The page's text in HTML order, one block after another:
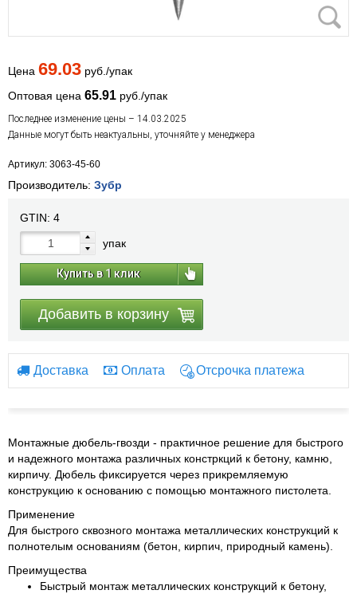
Цена 69.03 руб./упак
Оптовая цена 65.91 руб./упак
Последнее изменение цены – 14.03.2025
Данные могут быть неактуальны, уточняйте у менеджера
Артикул: 3063-45-60
Производитель: Зубр
GTIN: 4
упак
Купить в 1 клик
Добавить в корзину
Доставка Оплата Отсрочка платежа
Монтажные дюбель-гвозди - практичное решение для быстрого
и надежного монтажа различных констркций к бетону, камню,
кирпичу. Дюбель фиксируется через прикремляемую
конструкцию к основанию с помощью монтажного пистолета.
Применение
Для быстрого сквозного монтажа металлических конструкций к
полнотелым основаниям (бетон, кирпич, природный камень).
Преимущества
Быстрый монтаж металлических конструкций к бетону,